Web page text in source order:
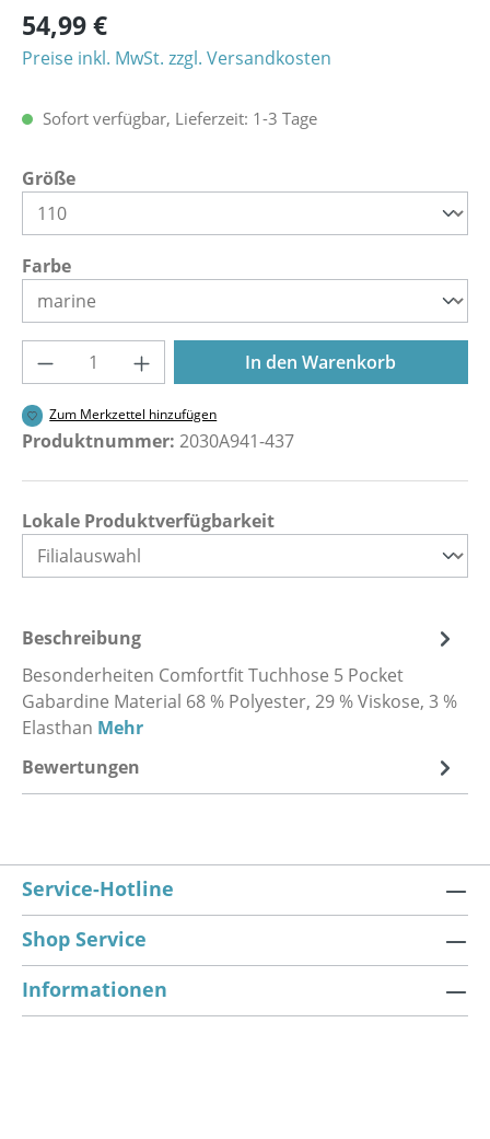
54,99 €
Preise inkl. MwSt. zzgl. Versandkosten
Sofort verfügbar, Lieferzeit: 1-3 Tage
Größeauswählen
Farbeauswählen
Produkt Anzahl: Gib den gewünschten
In den Warenkorb
Zum Merkzettel hinzufügen
Produktnummer: 2030A941-437
Lokale Produktverfügbarkeit
Beschreibung
Besonderheiten Comfortfit Tuchhose 5 Pocket
Gabardine Material 68 % Polyester, 29 % Viskose, 3 %
Elasthan Mehr
Bewertungen
Service-Hotline
Shop Service
Informationen